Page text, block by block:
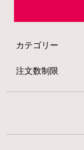
カテゴリー
注文数制限